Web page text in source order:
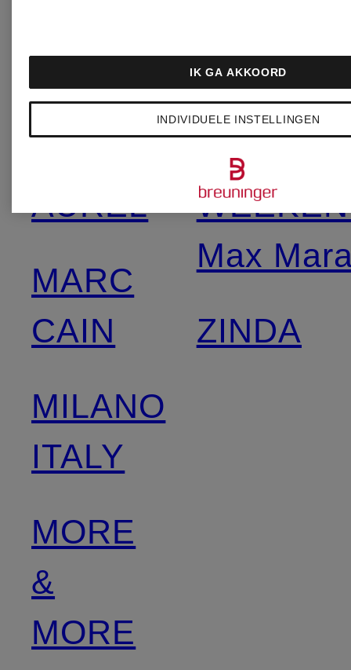
MILANO
AUREL
MARC
CAIN
MILANO
ITALY
MORE
&
MORE
SoSUE
Max
ZINDA
INDIVIDUELE INSTELLINGEN
IK GA AKKOORD